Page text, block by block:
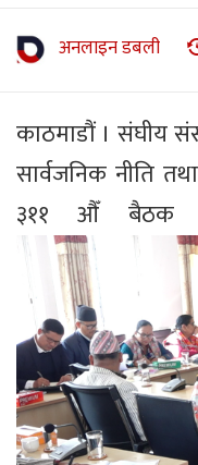
अनलाइन डबली
काठमाडौं । संघीय
सार्वजनिक नीति
३११ औँ बैठक